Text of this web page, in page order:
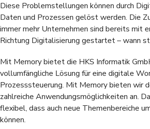
Diese Problemstellungen können durch
Daten und Prozessen gelöst werden. Die
immer mehr Unternehmen sind bereits mit
Richtung Digitalisierung gestartet – wann
Mit Memory bietet die HKS Informatik
vollumfängliche Lösung für eine digitale
Prozesssteuerung. Mit Memory bieten wir
zahlreiche Anwendungsmöglichkeiten an.
flexibel, dass auch neue Themenbereiche
können.